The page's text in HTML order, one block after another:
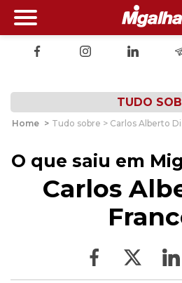
TUDO
Home > Tudo sobre > Carlos Alberto
O que saiu em
Carlos